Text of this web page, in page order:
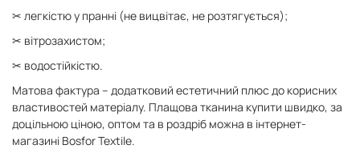
✂ легкістю у пранні (не вицвітає, не розтягується);
✂ вітрозахистом;
✂ водостійкістю.
Матова фактура – ​​додатковий естетичний плюс до корисних
властивостей матеріалу. Плащова тканина купити швидко, за
доцільною ціною, оптом та в роздріб можна в інтернет-
магазині Bosfor Textile.